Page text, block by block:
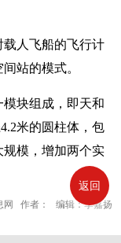
返回
人飞船的飞行计
站的模式。
块组成，即天和
米的圆柱体，包
模，增加两个实
网 作者： 编辑：李嘉扬